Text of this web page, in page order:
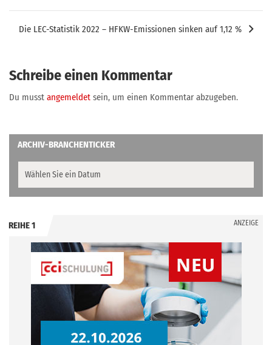
Die LEC-Statistik 2022 – HFKW-Emissionen sinken auf 1,12 %
Schreibe einen Kommentar
Du musst angemeldet sein, um einen Kommentar abzugeben.
ARCHIV-BRANCHENTICKER
REIHE 1 ANZEIGE